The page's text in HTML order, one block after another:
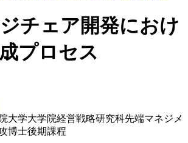
チェア開発におけ
プロセス
大学大学院経営戦略研究科先端マネジメ
博士後期課程